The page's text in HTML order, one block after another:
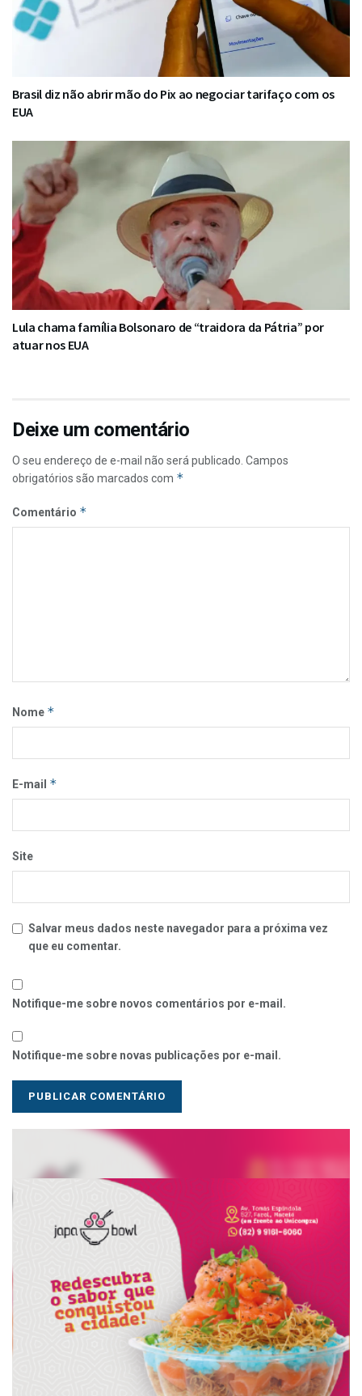
Brasil diz não abrir mão do Pix ao negociar tarifaço com os
EUA
Lula chama família Bolsonaro de “traidora da Pátria” por
atuar nos EUA
Deixe um comentário
O seu endereço de e-mail não será publicado. Campos
obrigatórios são marcados com *
Comentário *
Nome *
E-mail *
Site
Salvar meus dados neste navegador para a próxima vez
que eu comentar.
Notifique-me sobre novos comentários por e-mail.
Notifique-me sobre novas publicações por e-mail.